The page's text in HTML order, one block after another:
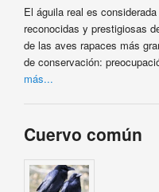
El águila real es
reconocidas y prestigiosas
de las aves rapaces más
de conservación:
más...
Cuervo común